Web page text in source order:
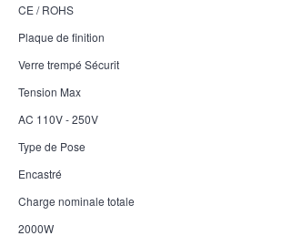
CE / ROHS
Plaque de finition
Verre trempé Sécurit
Tension Max
AC 110V - 250V
Type de Pose
Encastré
Charge nominale totale
2000W